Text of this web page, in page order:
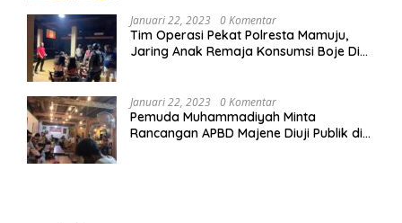
Januari 22, 2023 0 Komentar
Tim Operasi Pekat Polresta Mamuju,
Jaring Anak Remaja Konsumsi Boje Di
Januari 22, 2023 0 Komentar
Pemuda Muhammadiyah Minta
Rancangan APBD Majene Diuji Publik di